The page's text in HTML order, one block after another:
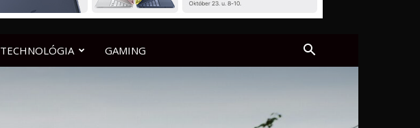
TECHNOLÓGIA GAMING